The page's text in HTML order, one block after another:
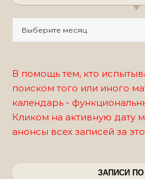
В помощь тем, кто
поиском того или иного
календарь -
Кликом на активную дату
анонсы всех записей за
ЗАПИСИ ПО